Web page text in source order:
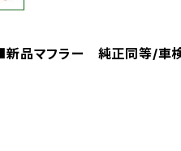
品マフラー 純正同等/車